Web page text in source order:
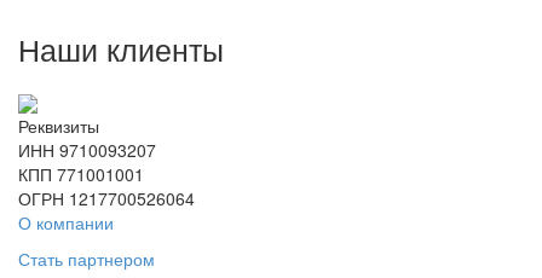
Наши клиенты
Реквизиты
ИНН 9710093207
КПП 771001001
ОГРН 1217700526064
О компании
Стать партнером